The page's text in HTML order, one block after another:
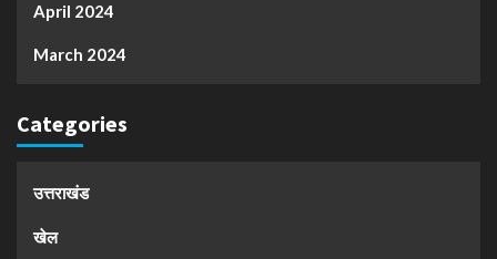
April 2024
March 2024
Categories
उत्तराखंड
खेल